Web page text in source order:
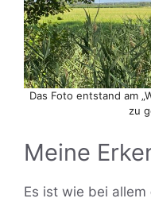
Das Foto entstand am
zu
Meine
Es ist wie bei allem